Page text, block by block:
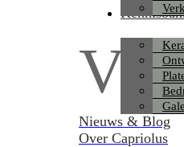
Nieuws & Blog
Over Capriolus